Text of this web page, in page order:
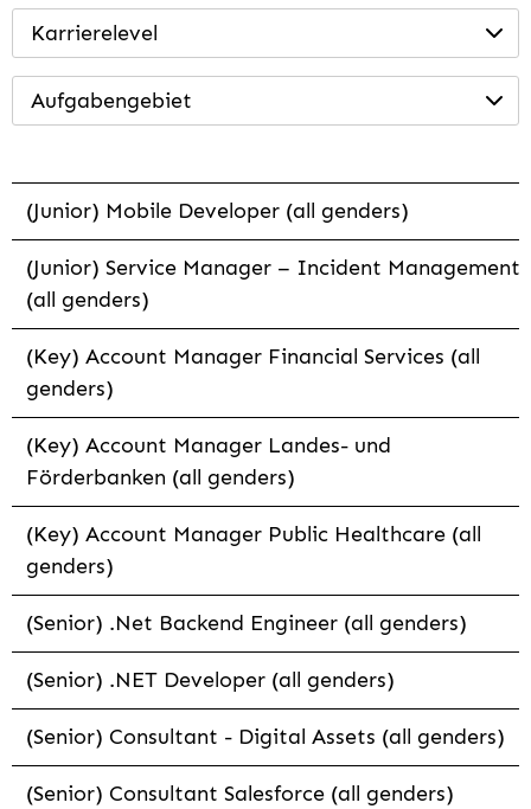
Karrierelevel
Aufgabengebiet
(Junior) Mobile Developer (all genders)
(Junior) Service Manager – Incident Management
(all genders)
(Key) Account Manager Financial Services (all
genders)
(Key) Account Manager Landes- und
Förderbanken (all genders)
(Key) Account Manager Public Healthcare (all
genders)
(Senior) .Net Backend Engineer (all genders)
(Senior) .NET Developer (all genders)
(Senior) Consultant - Digital Assets (all genders)
(Senior) Consultant Salesforce (all genders)